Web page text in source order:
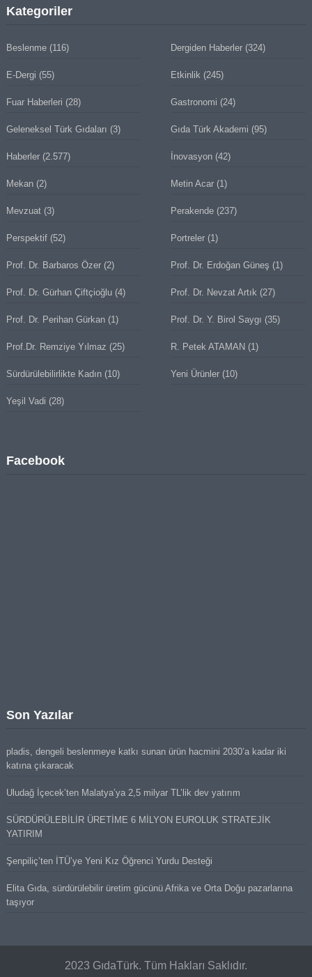
Kategoriler
Beslenme(116) Dergiden Haberler (324)
E-Dergi (55) Etkinlik (245)
Fuar Haberleri (28) Gastronomi (24)
Geleneksel Türk Gıdaları (3) Gıda Türk Akademi (95)
Haberler(2.577) İnovasyon (42)
Mekan(2) Metin Acar (1)
Mevzuat(3) Perakende (237)
Perspektif(52) Portreler (1)
Prof. Dr. Barbaros Özer(2) Prof. Dr. Erdoğan Güneş (1)
Prof. Dr. Gürhan Çiftçioğlu(4) Prof. Dr. Nevzat Artık (27)
Prof. Dr. Perihan Gürkan(1) Prof. Dr. Y. Birol Saygı (35)
Prof.Dr. Remziye Yılmaz (25) R. Petek ATAMAN (1)
Sürdürülebilirlikte Kadın(10) Yeni Ürünler (10)
Yeşil Vadi (28)
Facebook
Son Yazılar
pladis, dengeli beslenmeye katkı sunan ürün hacmini 2030’a kadar iki
katına çıkaracak
Uludağ İçecek’ten Malatya’ya 2,5 milyar TL’lik dev yatırım
SÜRDÜRÜLEBİLİR ÜRETİME 6 MİLYON EUROLUK STRATEJİK
YATIRIM
Şenpiliç’ten İTÜ’ye Yeni Kız Öğrenci Yurdu Desteği
Elita Gıda, sürdürülebilir üretim gücünü Afrika ve Orta Doğu pazarlarına
taşıyor
2023 GıdaTürk. Tüm Hakları Saklıdır.